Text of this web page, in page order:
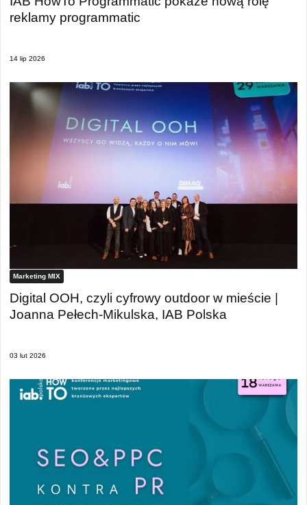
reklamy programmatic
14 lip 2026
Marketing MIX
Digital OOH, czyli cyfrowy outdoor w mieście |
Joanna Pełech-Mikulska, IAB Polska
03 lut 2026